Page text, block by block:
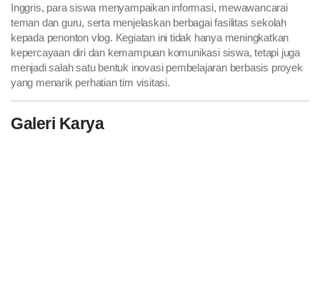
Inggris, para siswa menyampaikan informasi, mewawancarai
teman dan guru, serta menjelaskan berbagai fasilitas sekolah
kepada penonton vlog. Kegiatan ini tidak hanya meningkatkan
kepercayaan diri dan kemampuan komunikasi siswa, tetapi juga
menjadi salah satu bentuk inovasi pembelajaran berbasis proyek
yang menarik perhatian tim visitasi.
Galeri Karya